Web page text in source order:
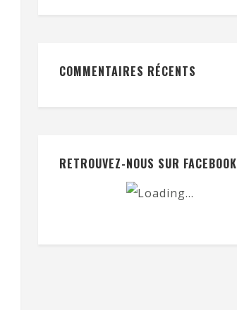
COMMENTAIRES RÉCENTS
RETROUVEZ-NOUS SUR FACEBOOK